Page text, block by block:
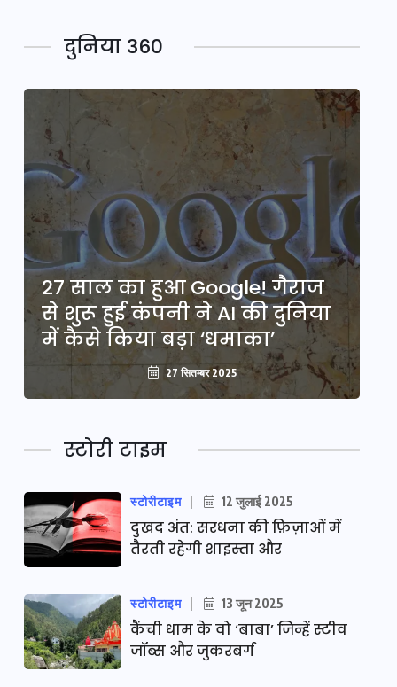
दुनिया 360
27 साल का हुआ Google! गैराज
से शुरू हुई कंपनी ने AI की दुनिया
में कैसे किया बड़ा ‘धमाका’
27 सितम्बर 2025
स्टोरी टाइम
स्टोरीटाइम 12 जुलाई 2025
दुखद अंत: सरधना की फ़िज़ाओं में
तैरती रहेगी शाइस्ता और
स्टोरीटाइम 13 जून 2025
कैंची धाम के वो ‘बाबा’ जिन्हें स्टीव
जॉब्स और जुकरबर्ग